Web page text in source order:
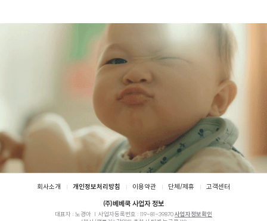
회사소개 개인정보처리방침 이용약관 단체/제휴 고객센터
㈜베베쿡 사업자 정보
대표자 : 노경아 사업자등록번호 : 119-81-39870사업자정보확인